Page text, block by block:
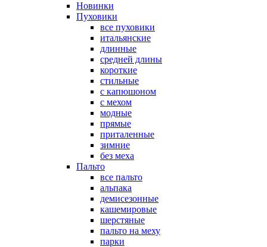
Новинки
Пуховики
все пуховики
итальянские
длинные
средней длины
короткие
стильные
с капюшоном
с мехом
модные
прямые
приталенные
зимние
без меха
Пальто
все пальто
альпака
демисезонные
кашемировые
шерстяные
пальто на меху
парки